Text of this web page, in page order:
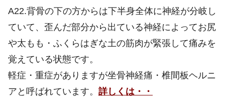
A22.背骨の下の方からは下半身全体に神経が分岐し
ていて、歪んだ部分から出ている神経によってお尻
や太もも・ふくらはぎな土の筋肉が緊張して痛みを
覚えている状態です。
軽症・重症がありますが坐骨神経痛・椎間板ヘルニ
アと呼ばれています。 詳しくは・・